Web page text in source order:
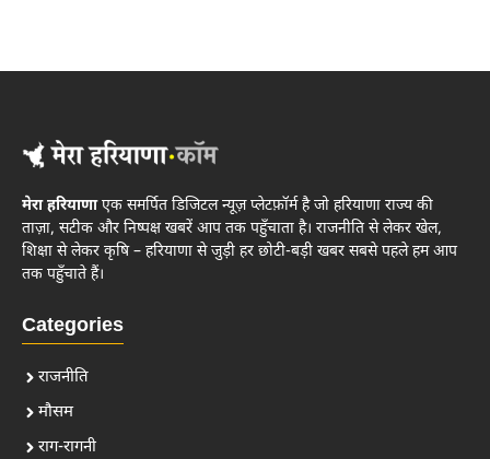
मेरा हरियाणाएक समर्पित डिजिटल न्यूज़ प्लेटफ़ॉर्म है जो हरियाणा राज्य की
ताज़ा, सटीक और निष्पक्ष खबरें आप तक पहुँचाता है। राजनीति से लेकर खेल,
शिक्षा से लेकर कृषि – हरियाणा से जुड़ी हर छोटी-बड़ी खबर सबसे पहले हम आप
तक पहुँचाते हैं।
Categories
राजनीति
मौसम
राग-रागनी